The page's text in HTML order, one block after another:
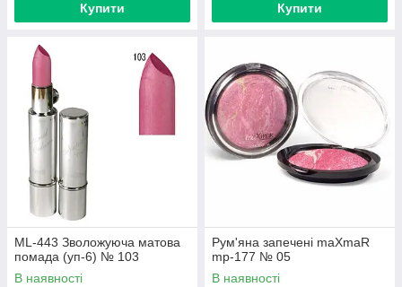
Купити Купити
ML-443 Зволожуюча матова
помада (уп-6) № 103
В наявності
Рум'яна запечені maXmaR
mp-177 № 05
В наявності